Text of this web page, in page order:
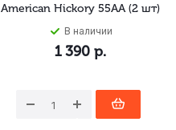
American Hickory 55AA (2 шт)
В наличии
1 390р.